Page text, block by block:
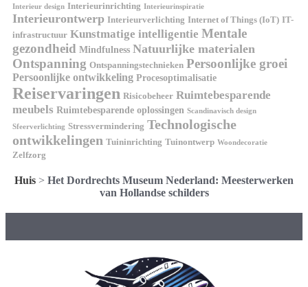
Interieur design Interieurinrichting Interieurinspiratie
Interieurontwerp Interieurverlichting Internet of Things (IoT) IT-
infrastructuur Kunstmatige intelligentie Mentale
gezondheid Mindfulness Natuurlijke materialen
Ontspanning Ontspanningstechnieken Persoonlijke groei
Persoonlijke ontwikkeling Procesoptimalisatie
Reiservaringen Risicobeheer Ruimtebesparende
meubels Ruimtebesparende oplossingen Scandinavisch design
Sfeerverlichting Stressvermindering Technologische
ontwikkelingen Tuininrichting Tuinontwerp Woondecoratie
Zelfzorg
Huis > Het Dordrechts Museum Nederland: Meesterwerken
van Hollandse schilders